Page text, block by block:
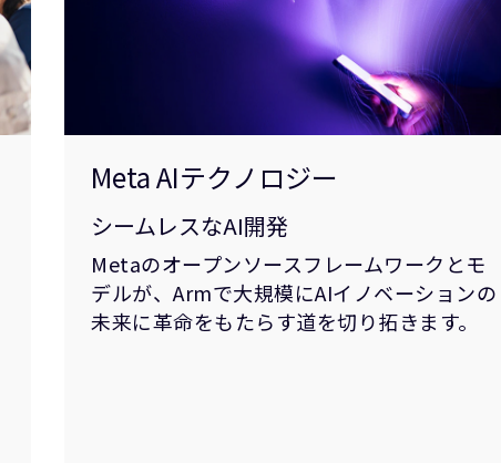
Meta AIテクノロジー
シームレスなAI開発
Metaのオープンソースフレームワークとモ
デルが、Armで大規模にAIイノベーションの
未来に革命をもたらす道を切り拓きます。